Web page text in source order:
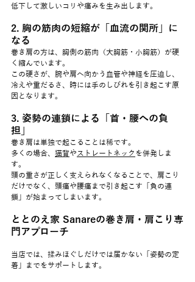
低下して激しいコリや痛みを生み出します。
2. 胸の筋肉の短縮が「血流の関所」に
なる
巻き肩の方は、胸側の筋肉（大胸筋・小胸筋）が硬
く縮んでいます。
この硬さが、腕や肩へ向かう血管や神経を圧迫し、
冷えや重だるさ、時には手のしびれを引き起こす原
因となります。
3. 姿勢の連鎖による「首・腰への負
担」
巻き肩は単独で起こることは稀です。
多くの場合、 猫背やストレートネック を併発しま
す。
頭の重さが正しく支えられなくなることで、肩こり
だけでなく、頭痛や腰痛まで引き起こす「負の連
鎖」が始まってしまいます。
ととのえ家 Sanareの巻き肩・肩こり専
門アプローチ
当店では、揉みほぐしだけでは届かない「姿勢の定
着」までをサポートします。